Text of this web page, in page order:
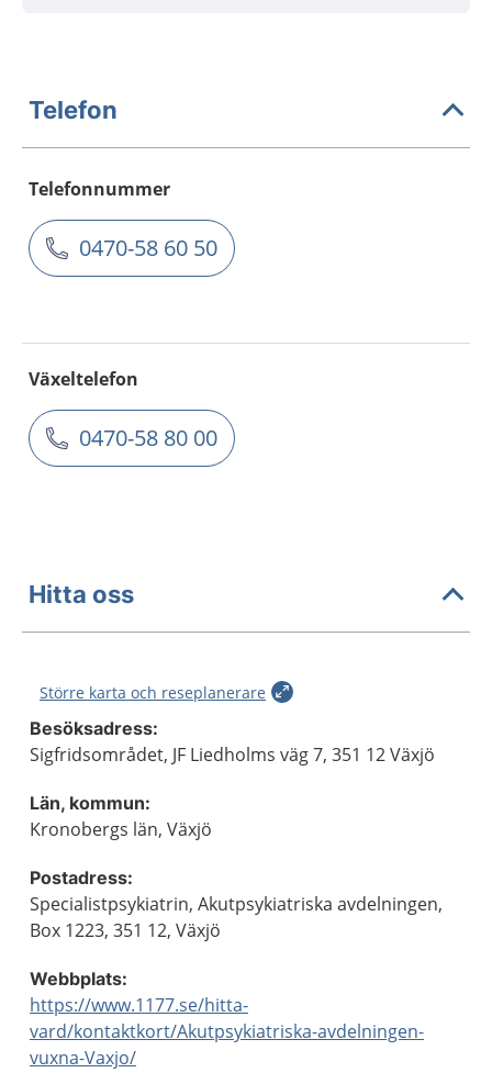
Telefon
Telefonnummer
0470-58 60 50
Växeltelefon
0470-58 80 00
Hitta oss
Större karta och reseplanerare
Besöksadress:
Sigfridsområdet, JF Liedholms väg 7, 351 12 Växjö
Län, kommun:
Kronobergs län, Växjö
Postadress:
Specialistpsykiatrin, Akutpsykiatriska avdelningen,
Box 1223, 351 12, Växjö
Webbplats:
https://www.1177.se/hitta-
vard/kontaktkort/Akutpsykiatriska-avdelningen-
vuxna-Vaxjo/